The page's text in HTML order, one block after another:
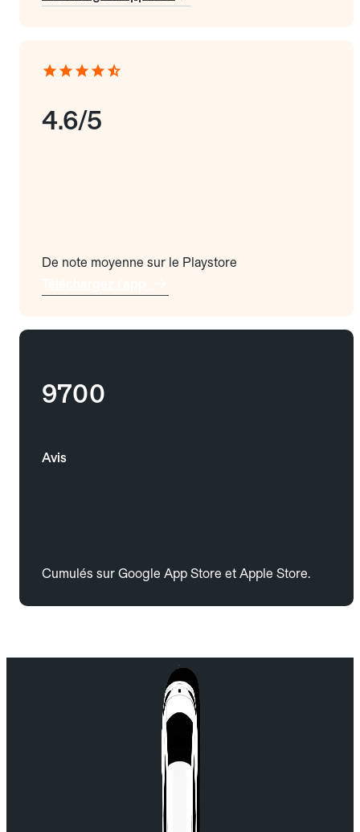
4.6/5
De note moyenne sur le Playstore
9700
Avis
Cumulés sur Google App Store et Apple Store.